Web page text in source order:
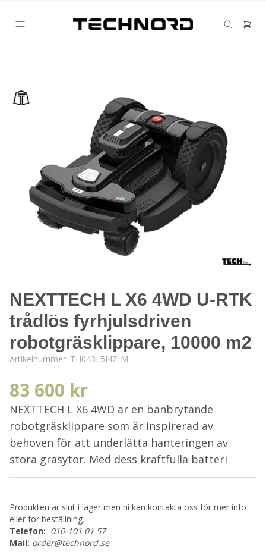
NEXTTECH L X6 4WD U-RTK
trådlös fyrhjulsdriven
robotgräsklippare, 10000 m2
Artikelnummer: TH043L5I4Z-M
83 600 kr
NEXTTECH L X6 4WD är en banbrytande
robotgräsklippare som är inspirerad av
behoven för att underlätta hanteringen av
stora gräsytor. Med dess kraftfulla batteri
Produkten är slut i lager men ni kan kontakta oss för mer info
eller för beställning.
Telefon: 010-101 01 57
Mail: order@technord.se